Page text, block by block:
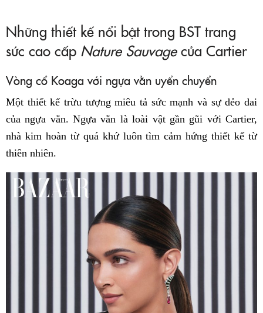
Những thiết kế nổi bật trong BST trang
sức cao cấp Nature Sauvagecủa Cartier
Vòng cổ Koaga với ngựa vằn uyển chuyển
Một thiết kế trừu tượng miêu tả sức mạnh và sự dẻo dai
của ngựa vằn. Ngựa vằn là loài vật gần gũi với Cartier,
nhà kim hoàn từ quá khứ luôn tìm cảm hứng thiết kế từ
thiên nhiên.